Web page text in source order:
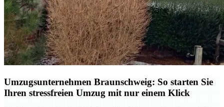
Umzugsunternehmen Braunschweig: So starten Sie
Ihren stressfreien Umzug mit nur einem Klick